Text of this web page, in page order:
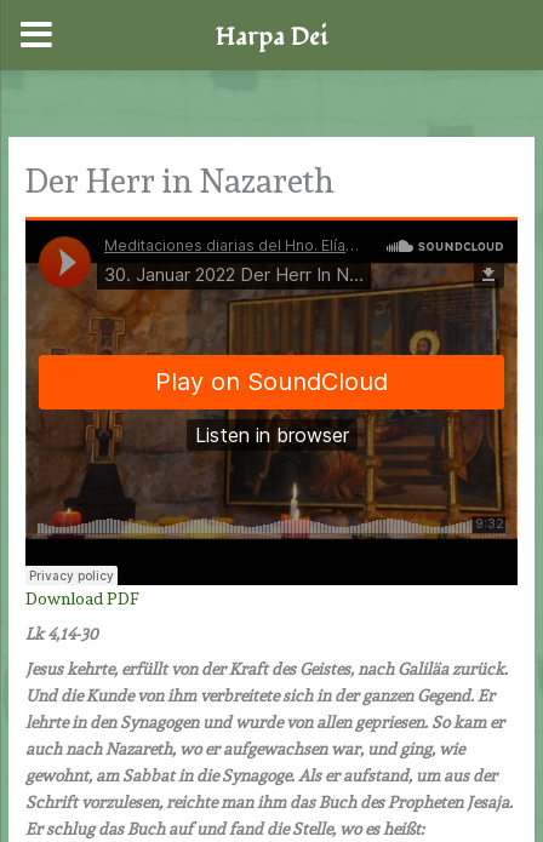
springen
Der Herr in Nazareth
Download PDF
Lk 4,14-30
Jesus kehrte, erfüllt von der Kraft des Geistes, nach Galiläa zurück.
Und die Kunde von ihm verbreitete sich in der ganzen Gegend. Er
lehrte in den Synagogen und wurde von allen gepriesen. So kam er
auch nach Nazareth, wo er aufgewachsen war, und ging, wie
gewohnt, am Sabbat in die Synagoge. Als er aufstand, um aus der
Schrift vorzulesen, reichte man ihm das Buch des Propheten Jesaja.
Er schlug das Buch auf und fand die Stelle, wo es heißt:
Harpa Dei